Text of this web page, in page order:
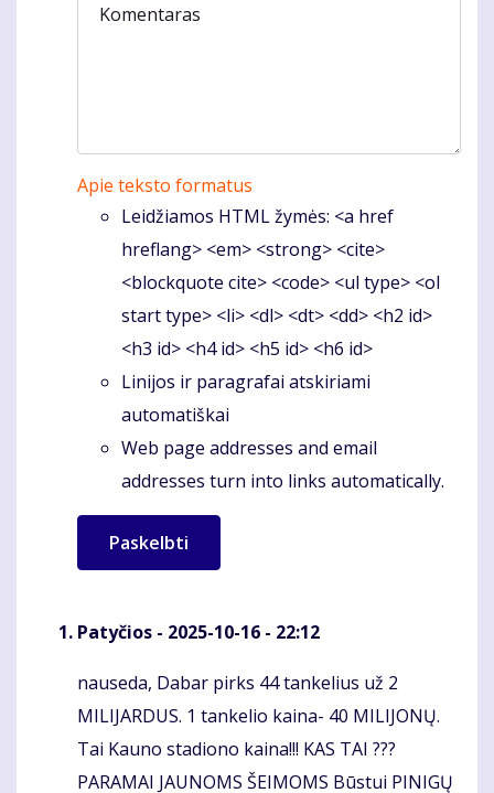
Komentaras
Apie teksto formatus
Leidžiamos HTML žymės: <a href
hreflang> <em> <strong> <cite>
<blockquote cite> <code> <ul type> <ol
start type> <li> <dl> <dt> <dd> <h2 id>
<h3 id> <h4 id> <h5 id> <h6 id>
Linijos ir paragrafai atskiriami
automatiškai
Web page addresses and email
addresses turn into links automatically.
Patyčios - 2025-10-16 - 22:12
Komentaras
nauseda, Dabar pirks 44 tankelius už 2
MILIJARDUS. 1 tankelio kaina- 40 MILIJONŲ.
Tai Kauno stadiono kaina!!! KAS TAI ???
PARAMAI JAUNOMS ŠEIMOMS Būstui PINIGŲ